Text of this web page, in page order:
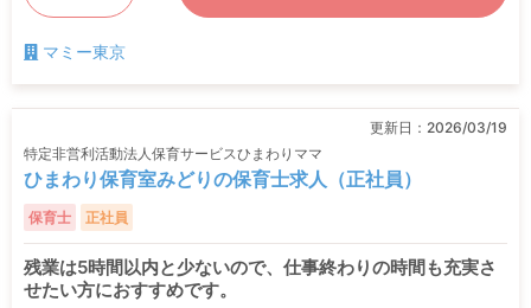
マミー東京
更新日： 2026/03/19
特定非営利活動法人保育サービスひまわりママ
ひまわり保育室みどりの保育士求人（正社員）
保育士 正社員
残業は5時間以内と少ないので、仕事終わりの時間も充実さ
せたい方におすすめです。